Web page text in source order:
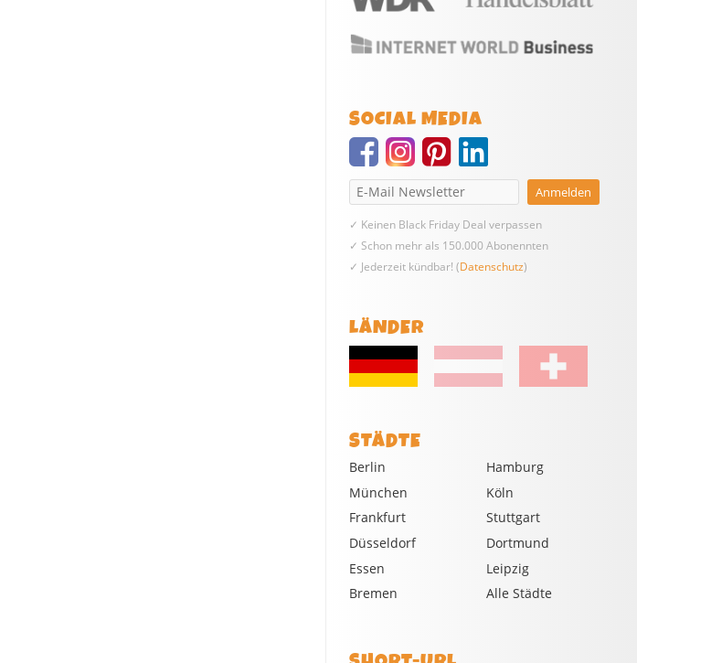
SOCIAL MEDIA
✓ Keinen Black Friday Deal verpassen
✓ Schon mehr als 150.000 Abonennten
✓ Jederzeit kündbar! (Datenschutz)
LÄNDER
STÄDTE
Berlin
Hamburg
München
Köln
Frankfurt
Stuttgart
Düsseldorf
Dortmund
Essen
Leipzig
Bremen
Alle Städte